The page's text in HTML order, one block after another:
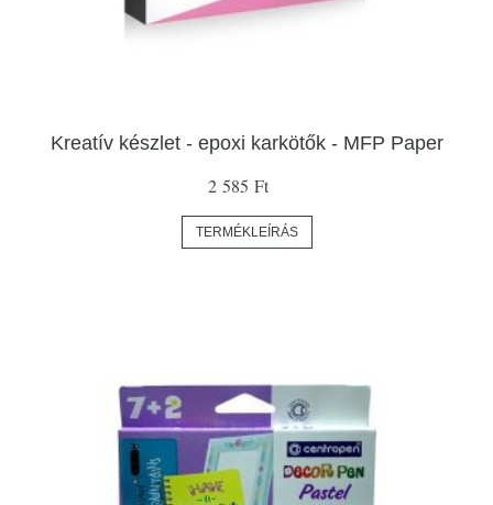
Kreatív készlet - epoxi karkötők - MFP Paper
2 585 Ft
TERMÉKLEÍRÁS